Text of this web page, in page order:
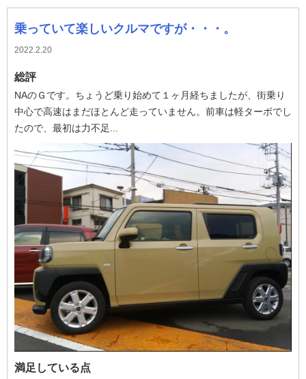
乗っていて楽しいクルマですが・・・。
2022.2.20
総評
NAのＧです。ちょうど乗り始めて１ヶ月経ちましたが、街乗り
中心で高速はまだほとんど走っていません。前車は軽ターボでし
たので、最初は力不足...
満足している点